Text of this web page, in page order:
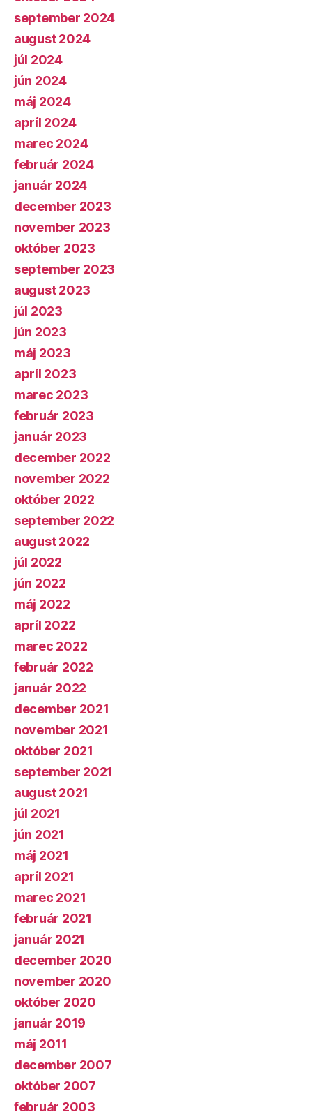
september 2024
august 2024
júl 2024
jún 2024
máj 2024
apríl 2024
marec 2024
február 2024
január 2024
december 2023
november 2023
október 2023
september 2023
august 2023
júl 2023
jún 2023
máj 2023
apríl 2023
marec 2023
február 2023
január 2023
december 2022
november 2022
október 2022
september 2022
august 2022
júl 2022
jún 2022
máj 2022
apríl 2022
marec 2022
február 2022
január 2022
december 2021
november 2021
október 2021
september 2021
august 2021
júl 2021
jún 2021
máj 2021
apríl 2021
marec 2021
február 2021
január 2021
december 2020
november 2020
október 2020
január 2019
máj 2011
december 2007
október 2007
február 2003